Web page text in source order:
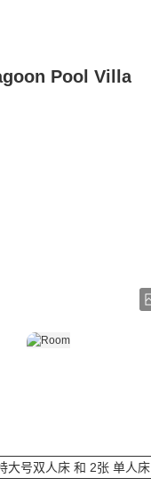
Pool Villa
大号双人床 和 2张 单人床